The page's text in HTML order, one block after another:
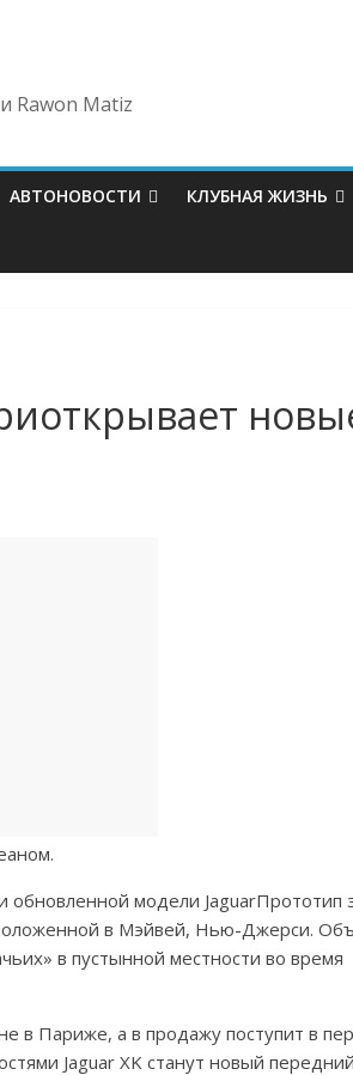
Rawon Matiz
АВТОНОВОСТИ КЛУБНАЯ ЖИЗНЬ
модели JaguarПрототип
в Мэйвей, Нью-Джерси.
в пустынной местности во время
в Париже, а в продажу поступит в
Jaguar XK станут новый